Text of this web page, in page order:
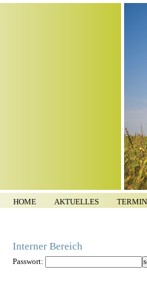
HOME AKTUELLES
Interner Bereich
Passwort: